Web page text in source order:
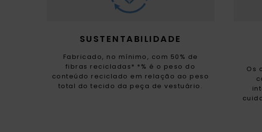
SUSTENTABILIDADE
Fabricado, no mínimo, com 50% de
fibras recicladas* *% é o peso do
conteúdo reciclado em relação ao peso
total do tecido da peça de vestuário.
Os